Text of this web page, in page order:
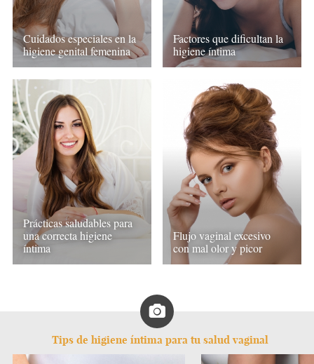
Cuidados especiales en la
higiene genital femenina
Factores que dificultan la
higiene íntima
Prácticas saludables para
una correcta higiene
íntima
Flujo vaginal excesivo
con mal olor y picor
Tips de higiene íntima para tu salud vaginal